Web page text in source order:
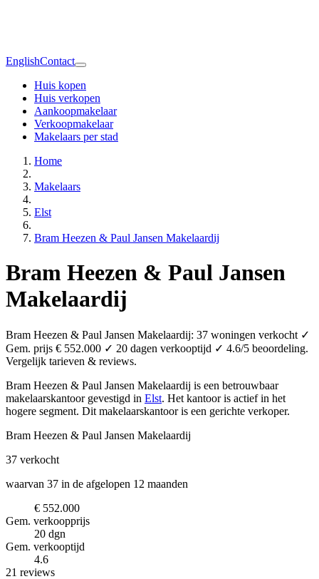
EnglishContact
Huis kopen
Huis verkopen
Aankoopmakelaar
Verkoopmakelaar
Makelaars per stad
Home
Makelaars
Elst
Bram Heezen & Paul Jansen Makelaardij
Bram Heezen & Paul Jansen
Makelaardij
Bram Heezen & Paul Jansen Makelaardij: 37 woningen verkocht ✓
Gem. prijs € 552.000 ✓ 20 dagen verkooptijd ✓ 4.6/5 beoordeling.
Vergelijk tarieven & reviews.
Bram Heezen & Paul Jansen Makelaardij is een betrouwbaar
makelaarskantoor gevestigd in Elst. Het kantoor is actief in het
hogere segment. Dit makelaarskantoor is een gerichte verkoper.
Bram Heezen & Paul Jansen Makelaardij
37 verkocht
waarvan 37 in de afgelopen 12 maanden
€ 552.000
Gem. verkoopprijs
20 dgn
Gem. verkooptijd
4.6
21 reviews